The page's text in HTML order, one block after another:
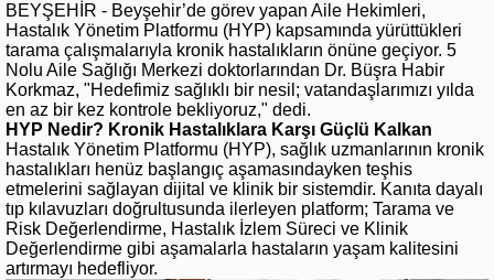
BEYŞEHİR - Beyşehir’de görev yapan Aile Hekimleri,
Hastalık Yönetim Platformu (HYP) kapsamında yürüttükleri
tarama çalışmalarıyla kronik hastalıkların önüne geçiyor. 5
Nolu Aile Sağlığı Merkezi doktorlarından Dr. Büşra Habir
Korkmaz, "Hedefimiz sağlıklı bir nesil; vatandaşlarımızı yılda
en az bir kez kontrole bekliyoruz," dedi.
HYP Nedir? Kronik Hastalıklara Karşı Güçlü Kalkan
Hastalık Yönetim Platformu (HYP), sağlık uzmanlarının kronik
hastalıkları henüz başlangıç aşamasındayken teşhis
etmelerini sağlayan dijital ve klinik bir sistemdir. Kanıta dayalı
tıp kılavuzları doğrultusunda ilerleyen platform; Tarama ve
Risk Değerlendirme, Hastalık İzlem Süreci ve Klinik
Değerlendirme gibi aşamalarla hastaların yaşam kalitesini
artırmayı hedefliyor.